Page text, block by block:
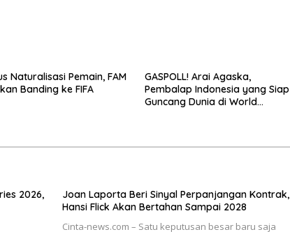
Naturalisasi Pemain, FAM
Banding ke FIFA
GASPOLL! Arai Agaska,
Pembalap Indonesia yang Siap
Guncang Dunia di World
2026,
Joan Laporta Beri Sinyal Perpanjangan Kontrak,
Hansi Flick Akan Bertahan Sampai 2028
Cinta-news.com – Satu keputusan besar baru saja